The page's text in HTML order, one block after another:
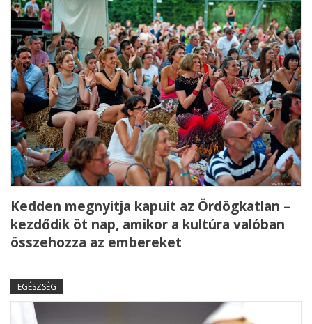
Kedden megnyitja kapuit az Ördögkatlan –
kezdődik öt nap, amikor a kultúra valóban
összehozza az embereket
EGÉSZSÉG